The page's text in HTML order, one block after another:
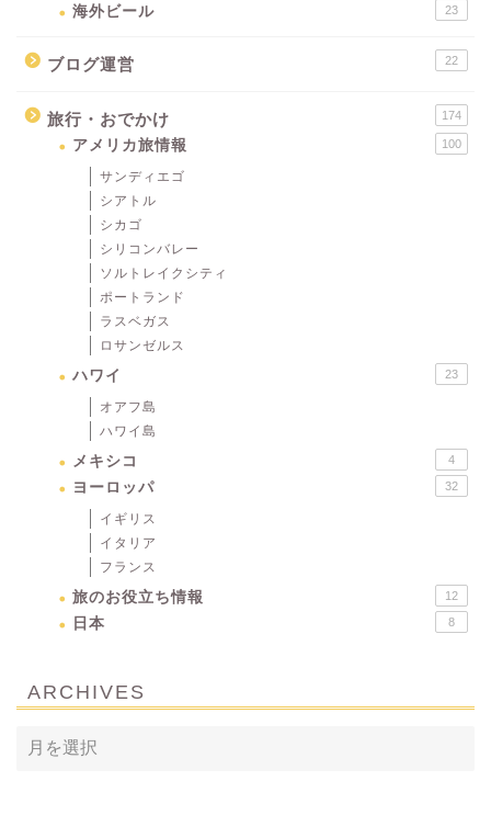
海外ビール 23
ブログ運営 22
旅行・おでかけ 174
アメリカ旅情報 100
サンディエゴ
シアトル
シカゴ
シリコンバレー
ソルトレイクシティ
ポートランド
ラスベガス
ロサンゼルス
ハワイ 23
オアフ島
ハワイ島
メキシコ 4
ヨーロッパ 32
イギリス
イタリア
フランス
旅のお役立ち情報 12
日本 8
ARCHIVES